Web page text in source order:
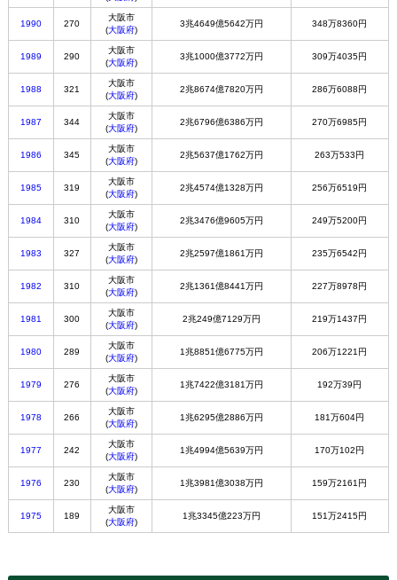
1990 270
大阪市
(大阪府)
3兆4649億5642万円 348万8360円
1989 290
大阪市
(大阪府)
3兆1000億3772万円 309万4035円
1988 321
大阪市
(大阪府)
2兆8674億7820万円 286万6088円
1987 344
大阪市
(大阪府)
2兆6796億6386万円 270万6985円
1986 345
大阪市
(大阪府)
2兆5637億1762万円 263万533円
1985 319
大阪市
(大阪府)
2兆4574億1328万円 256万6519円
1984 310
大阪市
(大阪府)
2兆3476億9605万円 249万5200円
1983 327
大阪市
(大阪府)
2兆2597億1861万円 235万6542円
1982 310
大阪市
(大阪府)
2兆1361億8441万円 227万8978円
1981 300
大阪市
(大阪府)
2兆249億7129万円 219万1437円
1980 289
大阪市
(大阪府)
1兆8851億6775万円 206万1221円
1979 276
大阪市
(大阪府)
1兆7422億3181万円 192万39円
1978 266
大阪市
(大阪府)
1兆6295億2886万円 181万604円
1977 242
大阪市
(大阪府)
1兆4994億5639万円 170万102円
1976 230
大阪市
(大阪府)
1兆3981億3038万円 159万2161円
1975 189
大阪市
(大阪府)
1兆3345億223万円 151万2415円